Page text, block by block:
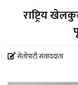
राष्ट्रिय
सेतोपाटी संवाददाता